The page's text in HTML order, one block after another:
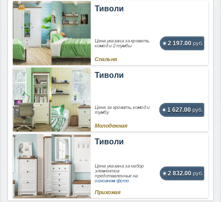
Тиволи
Цена указана за кровать,
комод и 2 тумбы
2 197.00 руб.
Спальня
Тиволи
Цена за кровать, комод и
тумбу
1 627.00 руб.
Молодежная
Тиволи
Цена указана за набор
элементов
представленных на
основном фото
2 832.00 руб.
Прихожая